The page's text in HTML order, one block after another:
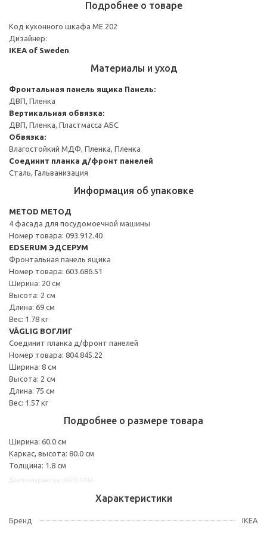
Подробнее о товаре
Код кухонного шкафа ME 202
Дизайнер:
IKEA of Sweden
Материалы и уход
Фронтальная панель ящика Панель:
ДВП, Пленка
Вертикальная обвязка:
ДВП, Пленка, Пластмасса АБС
Обвязка:
Влагостойкий МДФ, Пленка, Пленка
Соединит планка д/фронт панелей
Сталь, Гальванизация
Информация об упаковке
METOD МЕТОД
4 фасада для посудомоечной машины
Номер товара: 093.912.40
EDSERUM ЭДСЕРУМ
Фронтальная панель ящика
Номер товара: 603.686.51
Ширина: 20 см
Высота: 2 см
Длина: 69 см
Вес: 1.78 кг
VÅGLIG ВОГЛИГ
Соединит планка д/фронт панелей
Номер товара: 804.845.22
Ширина: 8 см
Высота: 2 см
Длина: 75 см
Вес: 1.57 кг
Подробнее о размере товара
Ширина: 60.0 см
Каркас, высота: 80.0 см
Толщина: 1.8 см
Характеристики
Бренд IKEA